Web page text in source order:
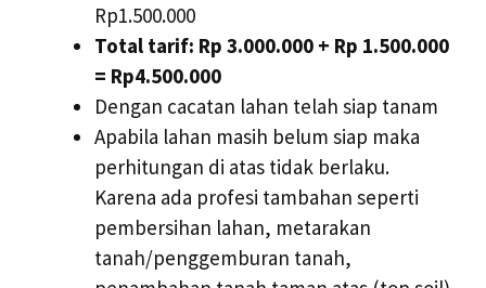
Rp1.500.000
Total tarif: Rp 3.000.000 + Rp 1.500.000
= Rp4.500.000
Dengan cacatan lahan telah siap tanam
Apabila lahan masih belum siap maka
perhitungan di atas tidak berlaku.
Karena ada profesi tambahan seperti
pembersihan lahan, metarakan
tanah/penggemburan tanah,